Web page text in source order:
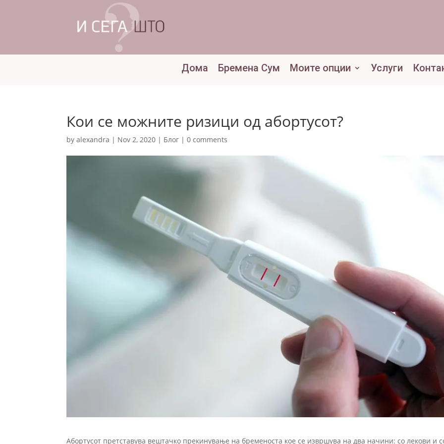
Дома Бремена Сум Моите опции Услуги
Кои се можните ризици од абортусот?
byalexandra | Nov 2, 2020 | Блог |0 comments
Абортусот претставува вештачко прекинување на бременоста кое се извршува на два начини: со лекови и